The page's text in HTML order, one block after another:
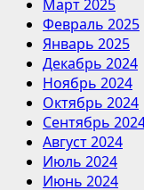
Март 2025
Февраль 2025
Январь 2025
Декабрь 2024
Ноябрь 2024
Октябрь 2024
Сентябрь
Август 2024
Июль 2024
Июнь 2024